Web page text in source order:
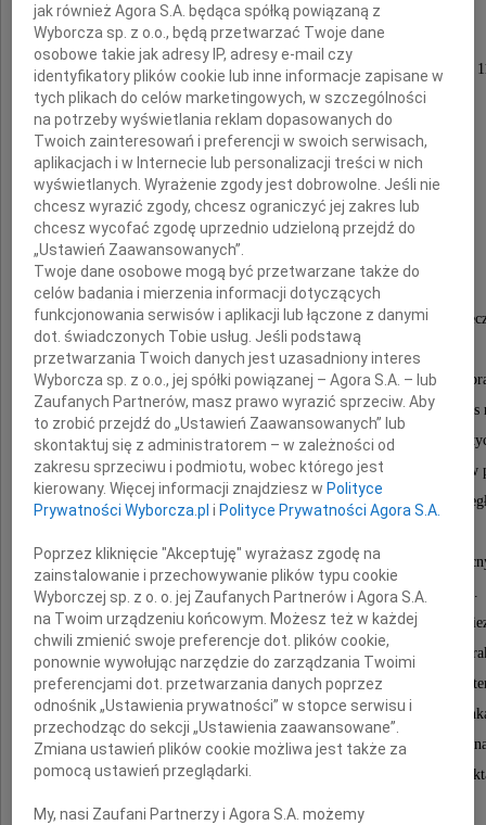
Z głębokim smutkiem i osobistą stratą
przyjąłem wiadomość o odejściu, przeżywszy lat
Wandy Szajowskiej
mojej wieloletniej Przyjaciółki, osoby wielce
pianistki, znawczyni świata opery i muzyki.
Lata temu, wprost nieprawdopodobny przypadek
że nasze drogi się skrzyżowały, i pomimo dzielącej nas
wieku i odległości, nasze wspólne zainteresowania
splotły nierozerwalną więź. Na zawsze pozostaną mi w
nasze wielogodzinne telefoniczne rozmowy na
kiedy dane mi było słuchać do późnych godzin
Jej wzruszającej gry na fortepianie, z pamięci.
Pani Wanda kochała swój dębowy fortepian,
przez Jej matkę po wojnie z domu we Lwowie do
zniszczony przez lata ukrywania w stodole, a
przez ulewne deszcze podczas transportu
ale za to o wyjątkowym brzmieniu. No, i ta
Pani Wandy, co powodowało, że w naszych
musiałem zawsze trzymać się na baczności.
jak również Agora S.A. będąca spółką powiązaną z
Wyborcza sp. z o.o., będą przetwarzać Twoje dane
osobowe takie jak adresy IP, adresy e-mail czy
identyfikatory plików cookie lub inne informacje zapisane w
tych plikach do celów marketingowych, w szczególności
na potrzeby wyświetlania reklam dopasowanych do
Twoich zainteresowań i preferencji w swoich serwisach,
aplikacjach i w Internecie lub personalizacji treści w nich
wyświetlanych. Wyrażenie zgody jest dobrowolne. Jeśli nie
chcesz wyrazić zgody, chcesz ograniczyć jej zakres lub
chcesz wycofać zgodę uprzednio udzieloną przejdź do
„Ustawień Zaawansowanych”.
Twoje dane osobowe mogą być przetwarzane także do
celów badania i mierzenia informacji dotyczących
funkcjonowania serwisów i aplikacji lub łączone z danymi
dot. świadczonych Tobie usług. Jeśli podstawą
przetwarzania Twoich danych jest uzasadniony interes
Wyborcza sp. z o.o., jej spółki powiązanej – Agora S.A. – lub
Zaufanych Partnerów, masz prawo wyrazić sprzeciw. Aby
to zrobić przejdź do „Ustawień Zaawansowanych” lub
skontaktuj się z administratorem – w zależności od
zakresu sprzeciwu i podmiotu, wobec którego jest
kierowany. Więcej informacji znajdziesz wPolityce
Prywatności Wyborcza.pl iPolityce Prywatności Agora S.A.
Poprzez kliknięcie "Akceptuję" wyrażasz zgodę na
zainstalowanie i przechowywanie plików typu cookie
Wyborczej sp. z o. o. jej Zaufanych Partnerów i Agora S.A.
na Twoim urządzeniu końcowym. Możesz też w każdej
chwili zmienić swoje preferencje dot. plików cookie,
ponownie wywołując narzędzie do zarządzania Twoimi
preferencjami dot. przetwarzania danych poprzez
odnośnik „Ustawienia prywatności” w stopce serwisu i
przechodząc do sekcji „Ustawienia zaawansowane”.
Zmiana ustawień plików cookie możliwa jest także za
pomocą ustawień przeglądarki.
My, nasi Zaufani Partnerzy i Agora S.A. możemy